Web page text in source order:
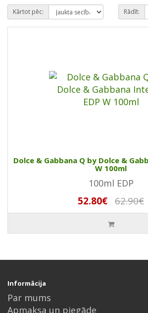
Kārtot pēc: Rādīt:
Dolce & Gabbana Q by Dolce &
W 100ml
100ml EDP
52.80€ 62.90€
Informācija
Par mums
Apmaksa un piegāde